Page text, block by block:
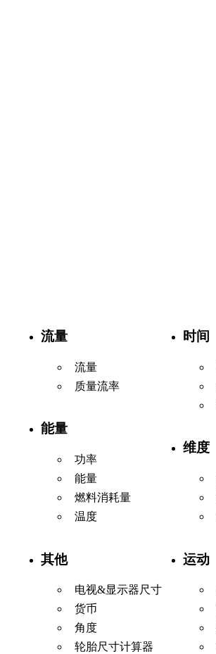
流量
流量
质量流率
能量
功率
能量
燃料消耗量
温度
其他
电视&显示器尺寸
货币
角度
轮胎尺寸计算器
时间
维度
运动